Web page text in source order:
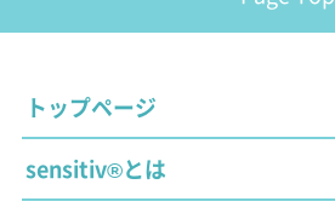
トップページ
sensitiv®とは